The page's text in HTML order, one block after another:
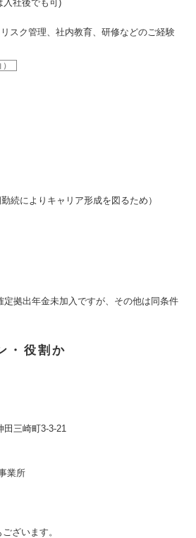
入社後でも可)
スク管理、社内教育、研修などのご経験
続によりキャリア形成を図るため）
定拠出年金未加入ですが、その他は同条件
・役割か
田三崎町3-3-21
業所
ざいます。